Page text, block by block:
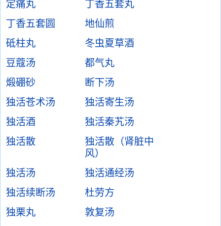
定痛丸
丁香五套丸
丁香五套圆
地仙煎
砥柱丸
冬虫夏草酒
豆蔻汤
都气丸
煅硼砂
断下汤
独活苍术汤
独活寄生汤
独活酒
独活秦艽汤
独活散
独活散（肾脏中
风）
独活汤
独活通经汤
独活续断汤
杜劳方
独栗丸
敦复汤